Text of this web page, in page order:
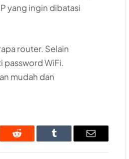
yang ingin dibatasi
router. Selain
password WiFi.
mudah dan
Reddit Tumblr Email